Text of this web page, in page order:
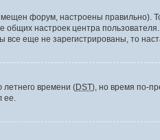
форум, настроены правильно).
настроек центра
еще не зарегистрированы, то
летнего времени (DST), но время по-